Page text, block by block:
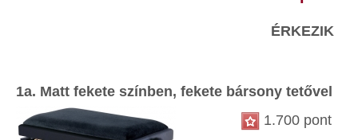
ÉRKEZIK
1a. Matt fekete színben, fekete bársony tetővel
1.700 pont